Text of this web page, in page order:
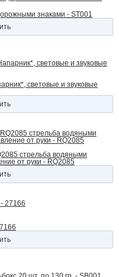
знаками - ST001
световые и звуковые
стрельба водяными
от руки - RQ2085